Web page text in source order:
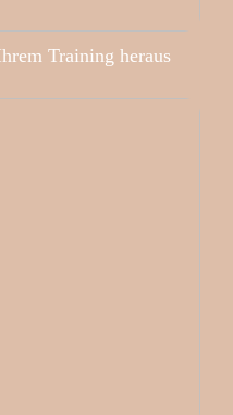
Training heraus